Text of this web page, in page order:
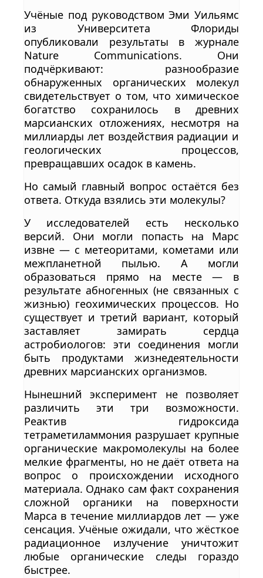
Учёные под руководством Эми Уильямс
из Университета Флориды
опубликовали результаты в журнале
Nature Communications. Они
подчёркивают: разнообразие
обнаруженных органических молекул
свидетельствует о том, что химическое
богатство сохранилось в древних
марсианских отложениях, несмотря на
миллиарды лет воздействия радиации и
геологических процессов,
превращавших осадок в камень.
Но самый главный вопрос остаётся без
ответа. Откуда взялись эти молекулы?
У исследователей есть несколько
версий. Они могли попасть на Марс
извне — с метеоритами, кометами или
межпланетной пылью. А могли
образоваться прямо на месте — в
результате абногенных (не связанных с
жизнью) геохимических процессов. Но
существует и третий вариант, который
заставляет замирать сердца
астробиологов: эти соединения могли
быть продуктами жизнедеятельности
древних марсианских организмов.
Нынешний эксперимент не позволяет
различить эти три возможности.
Реактив гидроксида
тетраметиламмония разрушает крупные
органические макромолекулы на более
мелкие фрагменты, но не даёт ответа на
вопрос о происхождении исходного
материала. Однако сам факт сохранения
сложной органики на поверхности
Марса в течение миллиардов лет — уже
сенсация. Учёные ожидали, что жёсткое
радиационное излучение уничтожит
любые органические следы гораздо
быстрее.